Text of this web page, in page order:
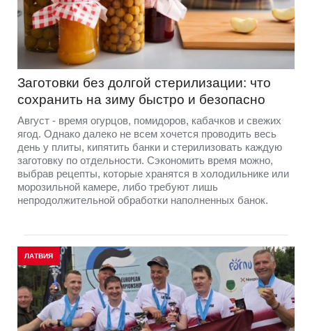
Заготовки без долгой стерилизации: что
сохранить на зиму быстро и безопасно
Август - время огурцов, помидоров, кабачков и свежих
ягод. Однако далеко не всем хочется проводить весь
день у плиты, кипятить банки и стерилизовать каждую
заготовку по отдельности. Сэкономить время можно,
выбрав рецепты, которые хранятся в холодильнике или
морозильной камере, либо требуют лишь
непродолжительной обработки наполненных банок.
ЛАТВИЯ